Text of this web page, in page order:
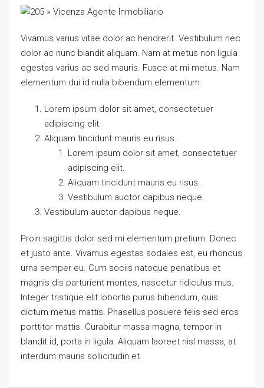
Vivamus varius vitae dolor ac hendrerit. Vestibulum nec
dolor ac nunc blandit aliquam. Nam at metus non ligula
egestas varius ac sed mauris. Fusce at mi metus. Nam
elementum dui id nulla bibendum elementum.
Lorem ipsum dolor sit amet, consectetuer
adipiscing elit.
Aliquam tincidunt mauris eu risus.
Lorem ipsum dolor sit amet, consectetuer
adipiscing elit.
Aliquam tincidunt mauris eu risus.
Vestibulum auctor dapibus neque.
Vestibulum auctor dapibus neque.
Proin sagittis dolor sed mi elementum pretium. Donec
et justo ante. Vivamus egestas sodales est, eu rhoncus
urna semper eu. Cum sociis natoque penatibus et
magnis dis parturient montes, nascetur ridiculus mus.
Integer tristique elit lobortis purus bibendum, quis
dictum metus mattis. Phasellus posuere felis sed eros
porttitor mattis. Curabitur massa magna, tempor in
blandit id, porta in ligula. Aliquam laoreet nisl massa, at
interdum mauris sollicitudin et.